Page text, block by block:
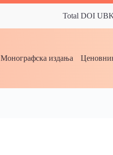
Total DOI
Монографска издања